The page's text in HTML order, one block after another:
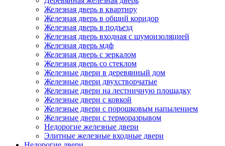
Железная дверь в квартиру
Железная дверь в общий коридор
Железная дверь в подъезд
Железная дверь входная с шумоизоляцией
Железная дверь мдф
Железная дверь с зеркалом
Железная дверь со стеклом
Железные двери в деревянный дом
Железные двери двухстворчатые
Железные двери на лестничную площадку
Железные двери с ковкой
Железные двери с порошковым напылением
Железные двери с терморазрывом
Недорогие железные двери
Элитные железные входные двери